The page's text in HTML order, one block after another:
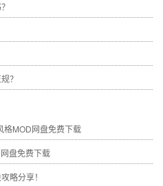
？
格MOD网盘免费下载
盘免费下载
略分享！